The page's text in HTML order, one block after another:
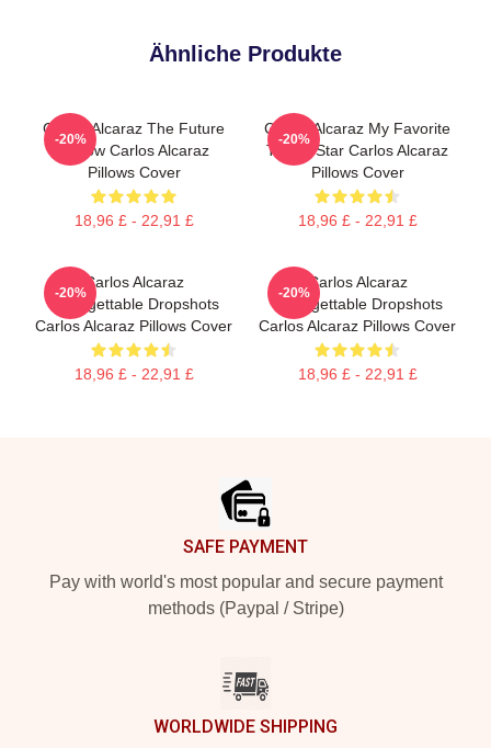
Ähnliche Produkte
Carlos Alcaraz The Future
Is Now Carlos Alcaraz
Pillows Cover
18,96 £ - 22,91 £
-20%
Carlos Alcaraz My Favorite
Tennis Star Carlos Alcaraz
Pillows Cover
18,96 £ - 22,91 £
-20%
Carlos Alcaraz
Unforgettable Dropshots
Carlos Alcaraz Pillows Cover
18,96 £ - 22,91 £
-20%
Carlos Alcaraz
Unforgettable Dropshots
Carlos Alcaraz Pillows Cover
18,96 £ - 22,91 £
-20%
SAFE PAYMENT
Pay with world's most popular and secure payment
methods (Paypal / Stripe)
WORLDWIDE SHIPPING